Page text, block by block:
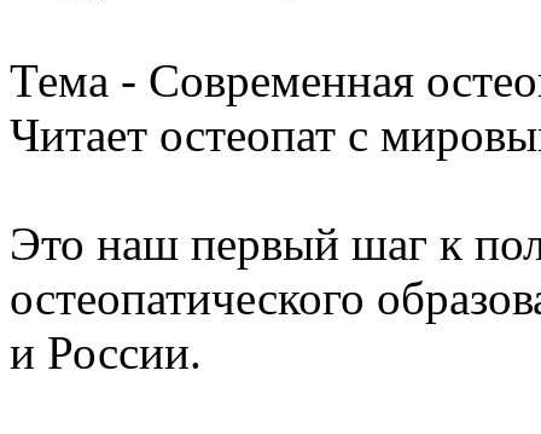
Тема - Современная
Читает остеопат с
Это наш первый шаг к
остеопатического
и России.